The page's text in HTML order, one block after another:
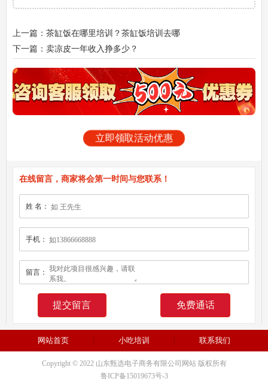
上一篇：茶缸饭在哪里培训？茶缸饭培训去哪
下一篇：卖凉皮一年收入挣多少？
立即领取活动优惠
在线留言，商家将会第一时间与您联系！
姓 名：
手机：
留言：
免费通话
网站首页 小吃培训 联系我们
Copyright © 2022 山东甄选电子商务有限公司网站 版权所有
鲁ICP备15019673号-3